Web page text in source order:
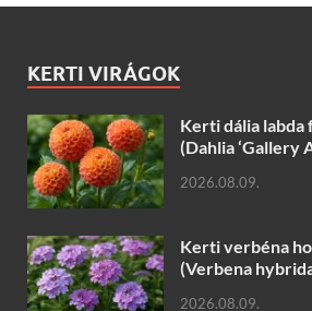
KERTI VIRÁGOK
Kerti dália labda
(Dahlia ‘Gallery
2026.08.09.
Kerti verbéna
(Verbena
2026.08.09.